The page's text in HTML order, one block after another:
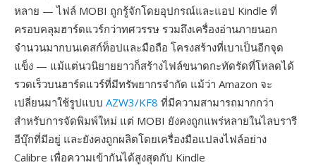
หลาย — ไฟล์ MOBI ถูกรู้จักโดยอุปกรณ์และแอป Kindle ที่
ครอบคลุมฮาร์ดแวร์กว่าทศวรรษ รวมถึงเครื่องอ่านภายนอก
จำนวนมากบนเดสก์ท็อปและมือถือ โครงสร้างที่เบาเป็นอีกจุด
แข็ง — แม้แต่นวนิยายยาวก็สร้างไฟล์ขนาดกะทัดรัดที่โหลดได้
รวดเร็วบนฮาร์ดแวร์ที่มีทรัพยากรจำกัด แม้ว่า Amazon จะ
เปลี่ยนมาใช้รูปแบบ AZW3/KF8 ที่มีความสามารถมากกว่า
สำหรับการจัดพิมพ์ใหม่ แต่ MOBI ยังคงถูกแพร่หลายในไลบรารี
อีบุ๊กที่มีอยู่ และยังคงถูกผลิตโดยเครื่องมือแปลงไฟล์อย่าง
Calibre เพื่อความเข้ากันได้สูงสุดกับ Kindle